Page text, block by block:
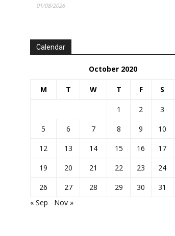
01/08/2026
Calendar
October 2020
M T W T F S
1 2 3
5
6 7 8 9 10
12
13 14 15 16 17
19
20 21 22 23 24
26
27 28 29 30
31
« Sep
Nov »